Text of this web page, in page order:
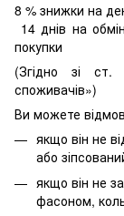
8 % знижки на
14 днів на
покупки
(Згідно зі
споживачів»)
Ви можете
якщо він не
або
якщо він не
фасоном,